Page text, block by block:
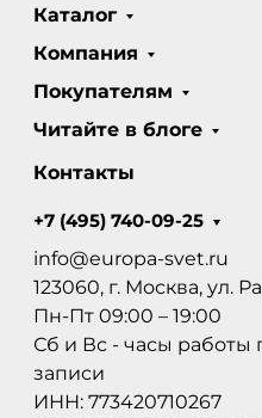
Каталог
Компания
Покупателям
Читайте в блоге
Контакты
+7 (495) 740-09-25
info@europa-svet.ru
123060, г. Москва, ул.
Пн-Пт 09:00 – 19:00
Сб и Вс - часы работы
записи
ИНН: 773420710267